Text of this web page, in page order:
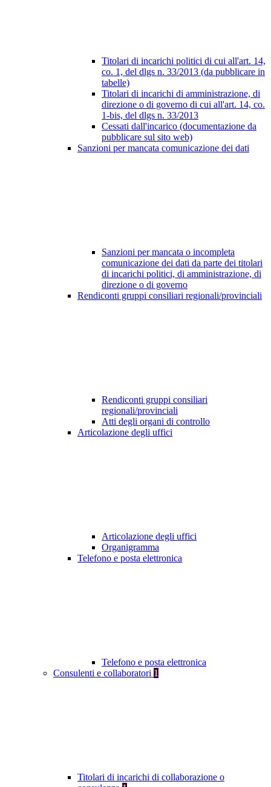
Titolari di incarichi politici di cui all'art. 14,
co. 1, del dlgs n. 33/2013 (da pubblicare in
tabelle)
Titolari di incarichi di amministrazione, di
direzione o di governo di cui all'art. 14, co.
1-bis, del dlgs n. 33/2013
Cessati dall'incarico (documentazione da
pubblicare sul sito web)
Sanzioni per mancata comunicazione dei dati
Sanzioni per mancata o incompleta
comunicazione dei dati da parte dei titolari
di incarichi politici, di amministrazione, di
direzione o di governo
Rendiconti gruppi consiliari regionali/provinciali
Rendiconti gruppi consiliari
regionali/provinciali
Atti degli organi di controllo
Articolazione degli uffici
Articolazione degli uffici
Organigramma
Telefono e posta elettronica
Telefono e posta elettronica
Consulenti e collaboratori 1
Titolari di incarichi di collaborazione o